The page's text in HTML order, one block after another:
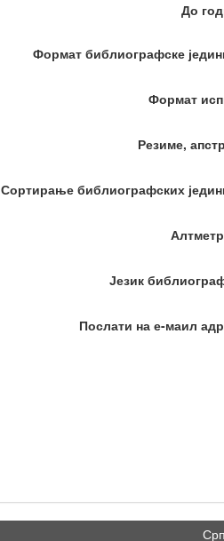
До
Формат библиографске
Формат
Резиме,
Сортирање библиографских
Језик
Послати на е-маил